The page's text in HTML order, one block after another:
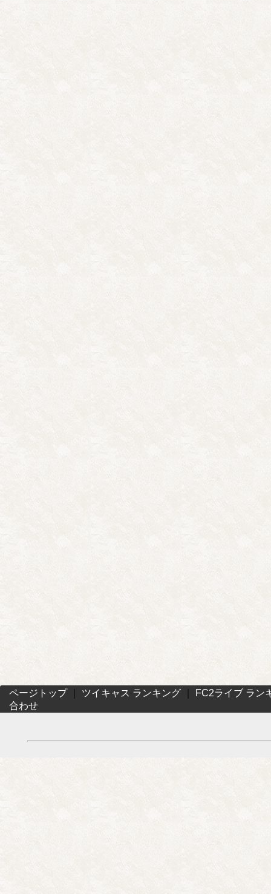
ページトップ｜ ツイキャス ランキング
FC2ライブ ラン
合わせ